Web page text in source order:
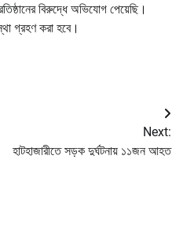
বিরুদ্ধে অভিযোগ পেয়েছি।
গ্রহণ করা হবে।
Next:
হাটহাজারীতে সড়ক দুর্ঘটনায় ১১জন আহত